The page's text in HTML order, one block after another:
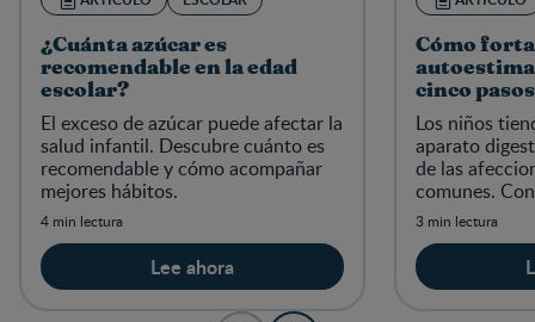
¿Cuánta azúcar es
recomendable en la edad
escolar?
El exceso de azúcar puede afectar la
salud infantil. Descubre cuánto es
recomendable y cómo acompañar
mejores hábitos.
4 min lectura
Lee ahora
Cómo
cinco pasos
Los niños
aparato
de las
comunes.
cómo
3 min lectura